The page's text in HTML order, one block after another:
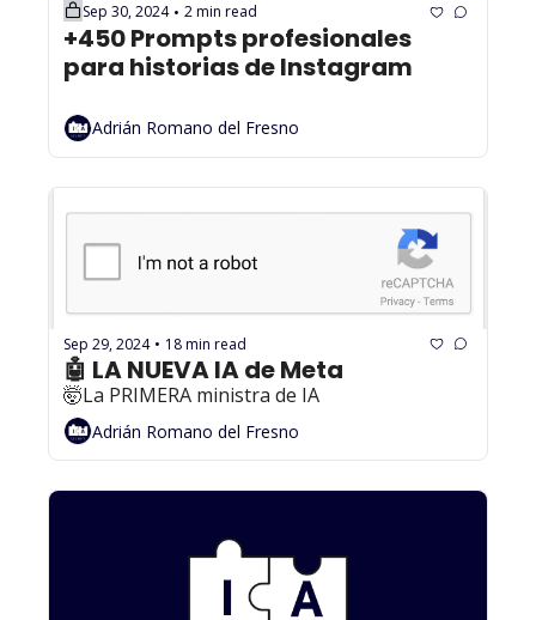
Sep 30, 2024 • 2 min read
+450 Prompts profesionales
para historias de Instagram
Adrián Romano del Fresno
Sep 29, 2024 • 18 min read
🤖 LA NUEVA IA de Meta
🤯La PRIMERA ministra de IA
Adrián Romano del Fresno